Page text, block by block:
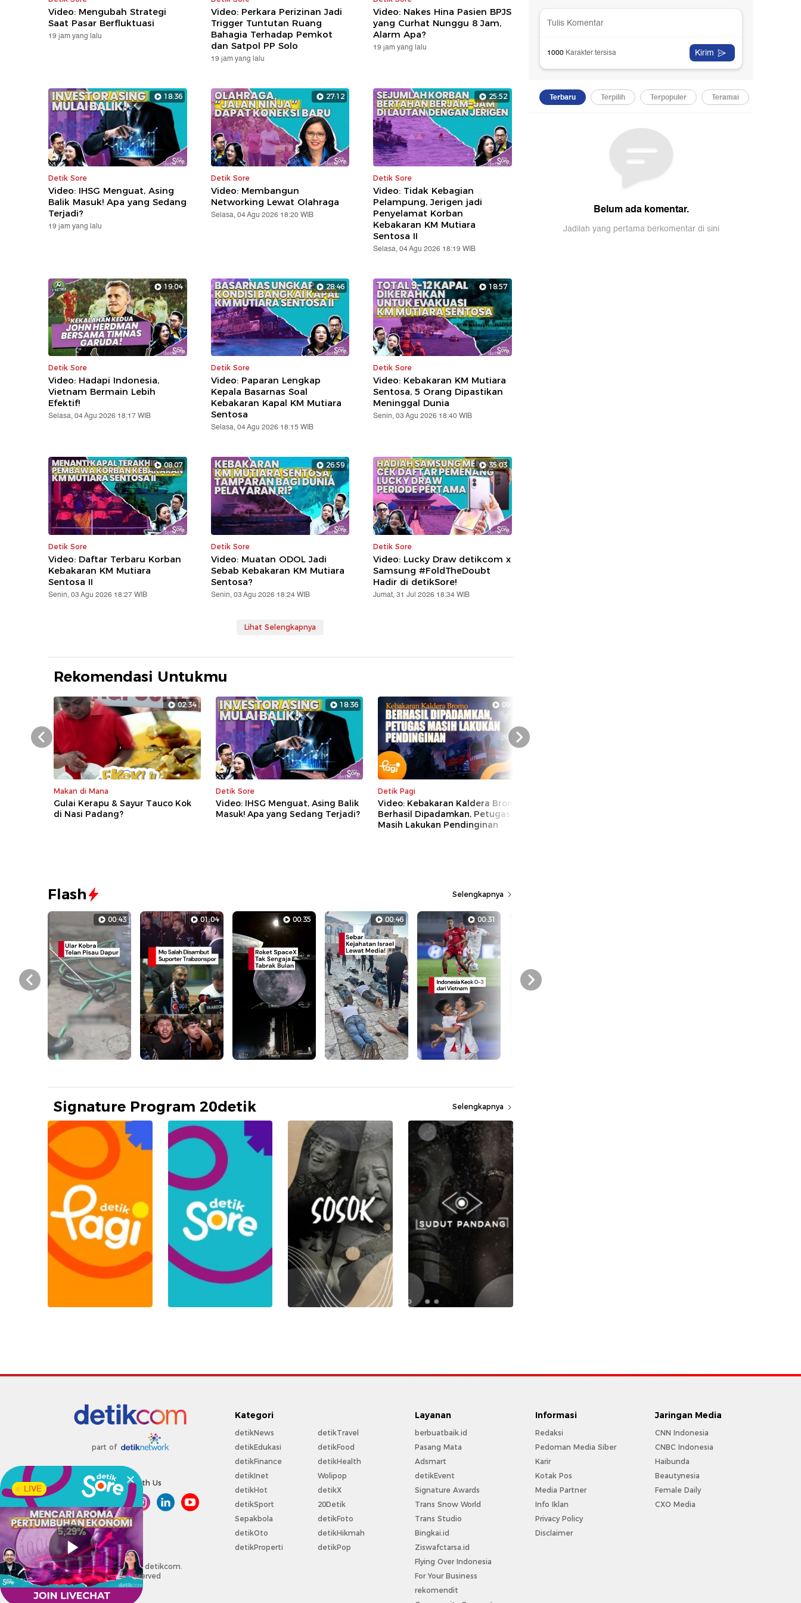
LIVE
Video: Mengubah Strategi
Saat Pasar Berfluktuasi
19 jam yang lalu
Video: Perkara Perizinan Jadi
Trigger Tuntutan Ruang
Bahagia Terhadap Pemkot
dan Satpol PP Solo
19 jam yang lalu
Video: Nakes Hina Pasien BPJS
yang Curhat Nunggu 8 Jam,
Alarm Apa?
19 jam yang lalu
18:36
Detik Sore
Video: IHSG Menguat, Asing
Balik Masuk! Apa yang Sedang
Terjadi?
19 jam yang lalu
27:12
Detik Sore
Video: Membangun
Networking Lewat Olahraga
Selasa, 04 Agu 2026 18:20 WIB
25:52
Detik Sore
Video: Tidak Kebagian
Pelampung, Jerigen jadi
Penyelamat Korban
Kebakaran KM Mutiara
Sentosa II
Selasa, 04 Agu 2026 18:19 WIB
19:04
Detik Sore
Video: Hadapi Indonesia,
Vietnam Bermain Lebih
Efektif!
Selasa, 04 Agu 2026 18:17 WIB
28:46
Detik Sore
Video: Paparan Lengkap
Kepala Basarnas Soal
Kebakaran Kapal KM Mutiara
Sentosa
Selasa, 04 Agu 2026 18:15 WIB
18:57
Detik Sore
Video: Kebakaran KM Mutiara
Sentosa, 5 Orang Dipastikan
Meninggal Dunia
Senin, 03 Agu 2026 18:40 WIB
08:07
Detik Sore
Video: Daftar Terbaru Korban
Kebakaran KM Mutiara
Sentosa II
Senin, 03 Agu 2026 18:27 WIB
26:59
Detik Sore
Video: Muatan ODOL Jadi
Sebab Kebakaran KM Mutiara
Sentosa?
Senin, 03 Agu 2026 18:24 WIB
35:03
Detik Sore
Video: Lucky Draw detikcom x
Samsung #FoldTheDoubt
Hadir di detikSore!
Jumat, 31 Jul 2026 18:34 WIB
Lihat Selengkapnya
Rekomendasi Untukmu
02:34
Makan di Mana
Gulai Kerapu & Sayur Tauco Kok
di Nasi Padang?
18:36
Detik Sore
Video: IHSG Menguat, Asing Balik
Masuk! Apa yang Sedang Terjadi?
09:18
Detik Pagi
Video: Kebakaran Kaldera Bromo
Berhasil Dipadamkan, Petugas
Masih Lakukan Pendinginan
Prev Next
Flash Selengkapnya
00:43 01:04 00:35 00:46 00:31
Prev Next
Signature Program 20detik Selengkapnya
part of
Connect With Us
Copyright @ 2026 detikcom.
All right reserved
Kategori
detikNews
detikEdukasi
detikFinance
detikInet
detikHot
detikSport
Sepakbola
detikOto
detikProperti
detikTravel
detikFood
detikHealth
Wolipop
detikX
20Detik
detikFoto
detikHikmah
detikPop
Layanan
berbuatbaik.id
Pasang Mata
Adsmart
detikEvent
Signature Awards
Trans Snow World
Trans Studio
Bingkai.id
Ziswafctarsa.id
Flying Over Indonesia
For Your Business
rekomendit
Informasi
Redaksi
Pedoman Media Siber
Karir
Kotak Pos
Media Partner
Info Iklan
Privacy Policy
Disclaimer
Jaringan Media
CNN Indonesia
CNBC Indonesia
Haibunda
Beautynesia
Female Daily
CXO Media